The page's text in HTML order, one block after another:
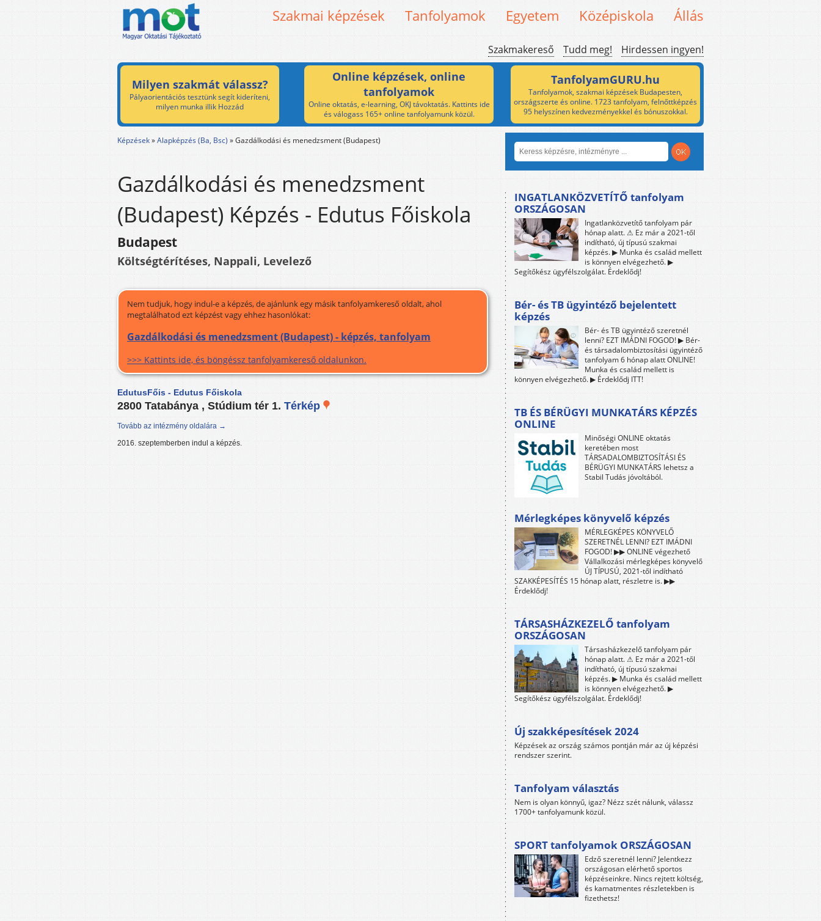
Szakmai képzések Tanfolyamok Egyetem Középiskola Állás
Szakmakereső Tudd meg! Hirdessen ingyen!
Milyen szakmát válassz?
Pályaorientációs tesztünk segít kideríteni,
milyen munka illik Hozzád
Online képzések, online
tanfolyamok
Online oktatás, e-learning, OKJ távoktatás. Kattints ide
és válogass 165+ online tanfolyamunk közül.
TanfolyamGURU.hu
Tanfolyamok, szakmai képzések Budapesten,
országszerte és online. 1723 tanfolyam, felnőttképzés
95 helyszínen kedvezményekkel és bónuszokkal.
Képzések»Alapképzés (Ba, Bsc) »Gazdálkodási és menedzsment (Budapest)
Gazdálkodási és menedzsment
(Budapest) Képzés - Edutus Főiskola
Budapest
Költségtérítéses, Nappali, Levelező
Nem tudjuk, hogy indul-e a képzés, de ajánlunk egy másik tanfolyamkereső oldalt, ahol
megtalálhatod ezt képzést vagy ehhez hasonlókat:
Gazdálkodási és menedzsment (Budapest) - képzés, tanfolyam
>>> Kattints ide, és böngéssz tanfolyamkereső oldalunkon.
EdutusFőis - Edutus Főiskola
2800 Tatabánya , Stúdium tér 1. Térkép
Tovább az intézmény oldalára →
2016. szeptemberben indul a képzés.
INGATLANKÖZVETÍTŐ tanfolyam
ORSZÁGOSAN
Ingatlanközvetítő tanfolyam pár
hónap alatt. ⚠ Ez már a 2021-től
indítható, új típusú szakmai
képzés. ▶ Munka és család mellett
is könnyen elvégezhető. ▶
Segítőkész ügyfélszolgálat. Érdeklődj!
Bér- és TB ügyintéző bejelentett
képzés
Bér- és TB ügyintéző szeretnél
lenni? EZT IMÁDNI FOGOD! ▶ Bér-
és társadalombiztosítási ügyintéző
tanfolyam 6 hónap alatt ONLINE!
Munka és család mellett is
könnyen elvégezhető. ▶ Érdeklődj ITT!
TB ÉS BÉRÜGYI MUNKATÁRS KÉPZÉS
ONLINE
Minőségi ONLINE oktatás
keretében most
TÁRSADALOMBIZTOSÍTÁSI ÉS
BÉRÜGYI MUNKATÁRS lehetsz a
Stabil Tudás jóvoltából.
Mérlegképes könyvelő képzés
MÉRLEGKÉPES KÖNYVELŐ
SZERETNÉL LENNI? EZT IMÁDNI
FOGOD! ▶▶ ONLINE végezhető
Vállalkozási mérlegképes könyvelő
ÚJ TÍPUSÚ, 2021-től indítható
SZAKKÉPESÍTÉS 15 hónap alatt, részletre is. ▶▶
Érdeklődj!
TÁRSASHÁZKEZELŐ tanfolyam
ORSZÁGOSAN
Társasházkezelő tanfolyam pár
hónap alatt. ⚠ Ez már a 2021-től
indítható, új típusú szakmai
képzés. ▶ Munka és család mellett
is könnyen elvégezhető. ▶
Segítőkész ügyfélszolgálat. Érdeklődj!
Új szakképesítések 2024
Képzések az ország számos pontján már az új képzési
rendszer szerint.
Tanfolyam választás
Nem is olyan könnyű, igaz? Nézz szét nálunk, válassz
1700+ tanfolyamunk közül.
SPORT tanfolyamok ORSZÁGOSAN
Edző szeretnél lenni? Jelentkezz
országosan elérhető sportos
képzéseinkre. Nincs rejtett költség,
és kamatmentes részletekben is
fizethetsz!